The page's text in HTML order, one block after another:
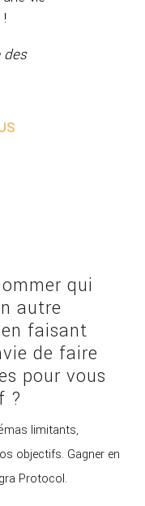
des
qui
autre
faisant
de faire
pour vous
?
limitants,
objectifs. Gagner en
Protocol.